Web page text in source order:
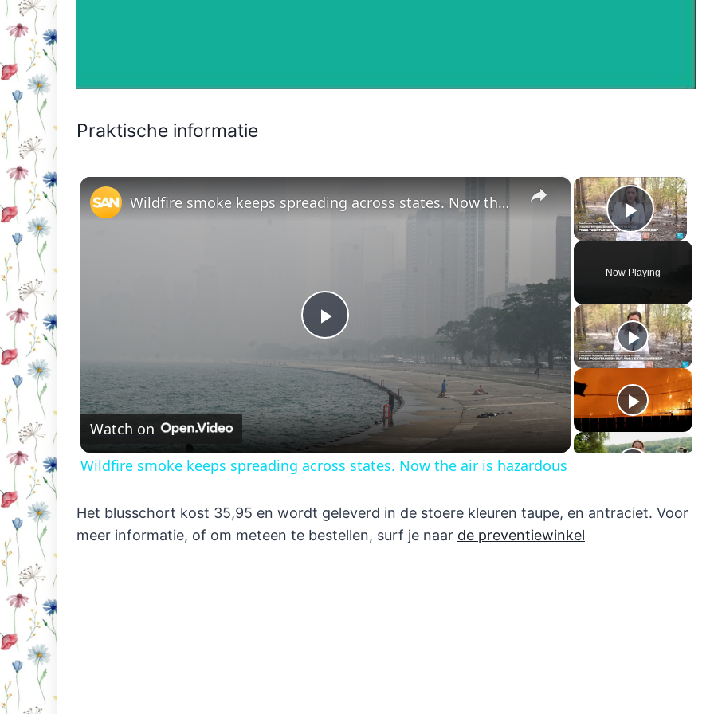
Praktische informatie
×
Play
Now Playing
×
Play
Video
Wildfire smoke keeps spreading across states. Now the air is hazardous
Watch on
Wildfire smoke keeps spreading across states. Now the air is hazardous
Het blusschort kost 35,95 en wordt geleverd in de stoere kleuren taupe, en antraciet. Voor
meer informatie, of om meteen te bestellen, surf je naar de preventiewinkel